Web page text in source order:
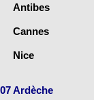
Antibes
Cannes
Nice
07 Ardèche